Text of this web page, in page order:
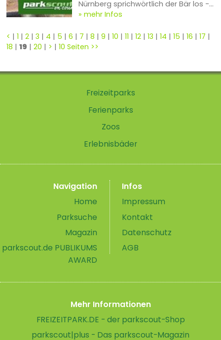
Nürnberg sprichwörtlich der Bär los -
Flocke dominiert nicht nur den Zoo
mehr Infos
< | 1 | 2| 3 | 4 | 5 | 6 | 7 | 8 | 9 | 10 | 11 | 12| 13 | 14 | 15 | 16 | 17 |
18 | 19 | 20 | > | 10 Seiten >>
Freizeitparks
Ferienparks
Zoos
Erlebnisbäder
Navigation
Home
Parksuche
Magazin
parkscout.de PUBLIKUMS
AWARD
Infos
Impressum
Kontakt
Datenschutz
AGB
Mehr Informationen
FREIZEITPARK.DE - der parkscout-Shop
parkscout|plus - Das parkscout-Magazin